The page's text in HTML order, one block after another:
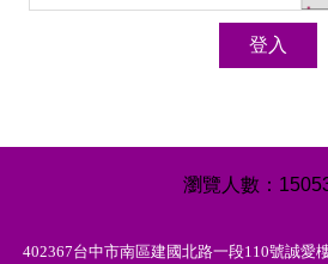
登入
1505
402367台中市南區建國北路一段110號誠